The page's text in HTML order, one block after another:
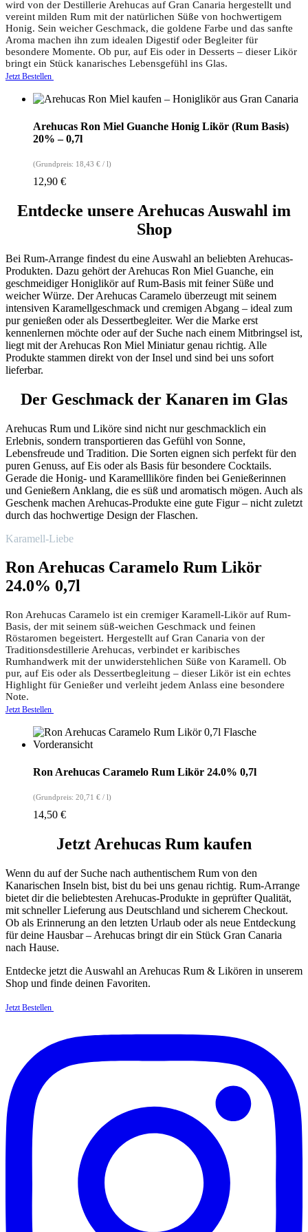
wird von der Destillerie Arehucas auf Gran Canaria hergestellt und
vereint milden Rum mit der natürlichen Süße von hochwertigem
Honig. Sein weicher Geschmack, die goldene Farbe und das sanfte
Aroma machen ihn zum idealen Digestif oder Begleiter für
besondere Momente. Ob pur, auf Eis oder in Desserts – dieser Likör
bringt ein Stück kanarisches Lebensgefühl ins Glas.
Jetzt Bestellen
Arehucas Ron Miel Guanche Honig Likör (Rum Basis)
20% – 0,7l
(Grundpreis: 18,43 € / l)
12,90 €
Entdecke unsere Arehucas Auswahl im
Shop
Bei Rum-Arrange findest du eine Auswahl an beliebten Arehucas-
Produkten. Dazu gehört der Arehucas Ron Miel Guanche, ein
geschmeidiger Honiglikör auf Rum-Basis mit feiner Süße und
weicher Würze. Der Arehucas Caramelo überzeugt mit seinem
intensiven Karamellgeschmack und cremigen Abgang – ideal zum
pur genießen oder als Dessertbegleiter. Wer die Marke erst
kennenlernen möchte oder auf der Suche nach einem Mitbringsel ist,
liegt mit der Arehucas Ron Miel Miniatur genau richtig. Alle
Produkte stammen direkt von der Insel und sind bei uns sofort
lieferbar.
Der Geschmack der Kanaren im Glas
Arehucas Rum und Liköre sind nicht nur geschmacklich ein
Erlebnis, sondern transportieren das Gefühl von Sonne,
Lebensfreude und Tradition. Die Sorten eignen sich perfekt für den
puren Genuss, auf Eis oder als Basis für besondere Cocktails.
Gerade die Honig- und Karamellliköre finden bei Genießerinnen
und Genießern Anklang, die es süß und aromatisch mögen. Auch als
Geschenk machen Arehucas-Produkte eine gute Figur – nicht zuletzt
durch das hochwertige Design der Flaschen.
Karamell-Liebe
Ron Arehucas Caramelo Rum Likör
24.0% 0,7l
Ron Arehucas Caramelo ist ein cremiger Karamell-Likör auf Rum-
Basis, der mit seinem süß-weichen Geschmack und feinen
Röstaromen begeistert. Hergestellt auf Gran Canaria von der
Traditionsdestillerie Arehucas, verbindet er karibisches
Rumhandwerk mit der unwiderstehlichen Süße von Karamell. Ob
pur, auf Eis oder als Dessertbegleitung – dieser Likör ist ein echtes
Highlight für Genießer und verleiht jedem Anlass eine besondere
Note.
Jetzt Bestellen
Ron Arehucas Caramelo Rum Likör 24.0% 0,7l
(Grundpreis: 20,71 € / l)
14,50 €
Jetzt Arehucas Rum kaufen
Wenn du auf der Suche nach authentischem Rum von den
Kanarischen Inseln bist, bist du bei uns genau richtig. Rum-Arrange
bietet dir die beliebtesten Arehucas-Produkte in geprüfter Qualität,
mit schneller Lieferung aus Deutschland und sicherem Checkout.
Ob als Erinnerung an den letzten Urlaub oder als neue Entdeckung
für deine Hausbar – Arehucas bringt dir ein Stück Gran Canaria
nach Hause.
Entdecke jetzt die Auswahl an Arehucas Rum & Likören in unserem
Shop und finde deinen Favoriten.
Jetzt Bestellen